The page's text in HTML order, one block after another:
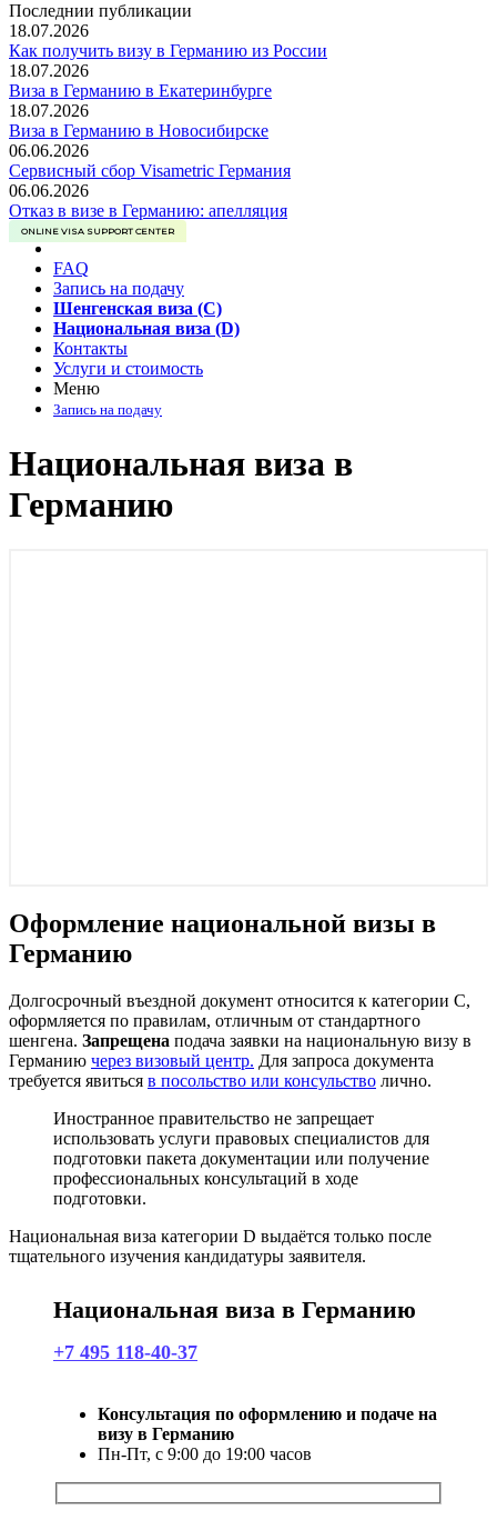
Последнии публикации
18.07.2026
Как получить визу в Германию из России
18.07.2026
Виза в Германию в Екатеринбурге
18.07.2026
Виза в Германию в Новосибирске
06.06.2026
Сервисный сбор Visametric Германия
06.06.2026
Отказ в визе в Германию: апелляция
ONLINE VISA SUPPORT CENTER
FAQ
Запись на подачу
Шенгенская виза (C)
Национальная виза (D)
Контакты
Услуги и стоимость
Меню
Запись на подачу
Национальная виза в
Германию
Оформление национальной визы в
Германию
Долгосрочный въездной документ относится к категории C,
оформляется по правилам, отличным от стандартного
шенгена. Запрещена подача заявки на национальную визу в
Германию через визовый центр. Для запроса документа
требуется явиться в посольство или консульство лично.
Иностранное правительство не запрещает
использовать услуги правовых специалистов для
подготовки пакета документации или получение
профессиональных консультаций в ходе
подготовки.
Национальная виза категории D выдаётся только после
тщательного изучения кандидатуры заявителя.
Национальная виза в Германию
+7 495 118-40-37
Консультация по оформлению и подаче на
визу в Германию
Пн-Пт, с 9:00 до 19:00 часов